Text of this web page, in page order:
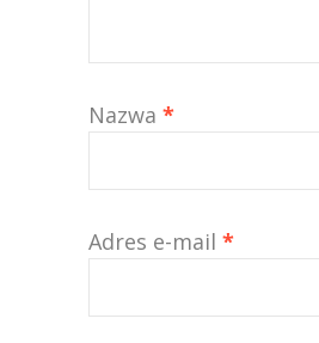
Nazwa *
Adres e-mail *